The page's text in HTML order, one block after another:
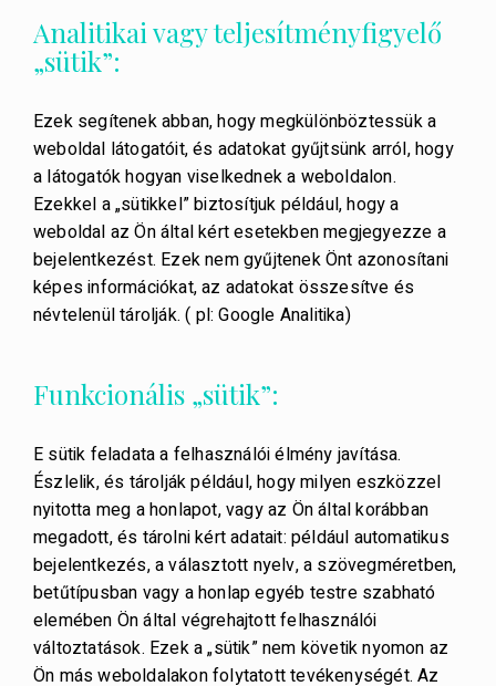
Analitikai vagy teljesítményfigyelő
„sütik”:
Ezek segítenek abban, hogy megkülönböztessük a
weboldal látogatóit, és adatokat gyűjtsünk arról, hogy
a látogatók hogyan viselkednek a weboldalon.
Ezekkel a „sütikkel” biztosítjuk például, hogy a
weboldal az Ön által kért esetekben megjegyezze a
bejelentkezést. Ezek nem gyűjtenek Önt azonosítani
képes információkat, az adatokat összesítve és
névtelenül tárolják. ( pl: Google Analitika)
Funkcionális „sütik”:
E sütik feladata a felhasználói élmény javítása.
Észlelik, és tárolják például, hogy milyen eszközzel
nyitotta meg a honlapot, vagy az Ön által korábban
megadott, és tárolni kért adatait: például automatikus
bejelentkezés, a választott nyelv, a szövegméretben,
betűtípusban vagy a honlap egyéb testre szabható
elemében Ön által végrehajtott felhasználói
változtatások. Ezek a „sütik” nem követik nyomon az
Ön más weboldalakon folytatott tevékenységét. Az